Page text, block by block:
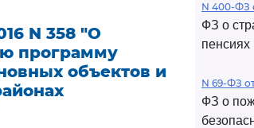
N 358 "О
программу
объектов и
N 400-ФЗ
ФЗ о
пенсиях
N 69-ФЗ от
ФЗ о